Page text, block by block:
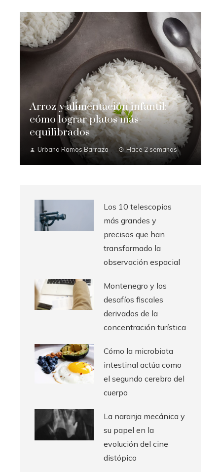
Arroz y alimentación infantil:
cómo lograr platos más
equilibrados
Urbana Ramos Barraza Hace 2 semanas
Los 10 telescopios
más grandes y
precisos que han
transformado la
observación espacial
Montenegro y los
desafíos fiscales
derivados de la
concentración turística
Cómo la microbiota
intestinal actúa como
el segundo cerebro del
cuerpo
La naranja mecánica y
su papel en la
evolución del cine
distópico